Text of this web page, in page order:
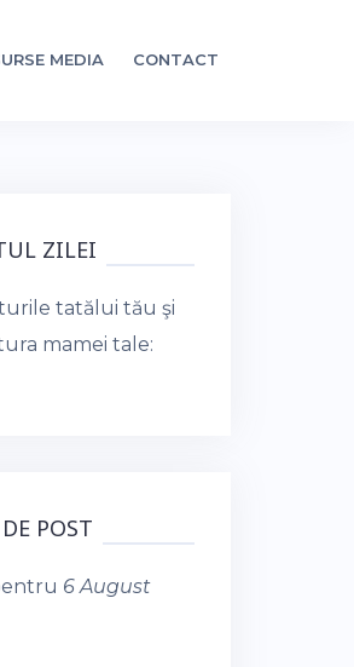
MEDIA CONTACT
ZILEI
tatălui tău şi
mamei tale:
POST
6 August